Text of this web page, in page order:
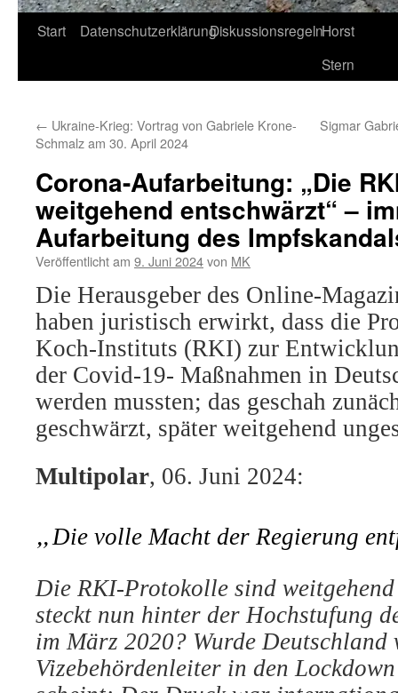
Start DatenschutzerklärungDiskussionsregelnHorst
Stern
← Ukraine-Krieg: Vortrag von Gabriele Krone-
Schmalz am 30. April 2024
Sigmar
Corona-Aufarbeitung: „Die
weitgehend entschwärzt“ –
Aufarbeitung des
Veröffentlicht am 9. Juni 2024von MK
Die Herausgeber des Online-
haben juristisch erwirkt, dass die
Koch-Instituts (RKI) zur
der Covid-19- Maßnahmen in
werden mussten; das geschah
geschwärzt, später weitgehend
Multipolar, 06. Juni 2024:
„Die volle Macht der Regierung
Die RKI-Protokolle sind weitgehend
steckt nun hinter der Hochstufung
im März 2020? Wurde Deutschland
Vizebehördenleiter in den